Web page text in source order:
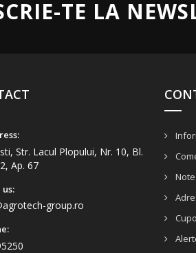
TE LA
Str. Lacul Plopului, Nr. 10, Bl.
Ap. 67
group.ro